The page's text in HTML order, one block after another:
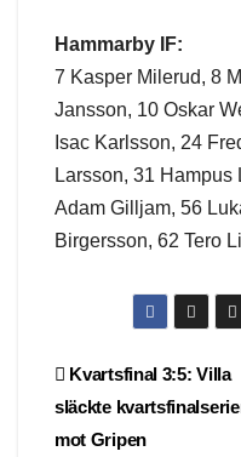
Hammarby IF:
7 Kasper Milerud, 8
Jansson, 10 Oskar
Isac Karlsson, 24
Larsson, 31
Adam Gilljam, 56
Birgersson, 62 Tero
Post
navigation
Kvartsfinal 3:5: Villa
släckte
mot Gripen